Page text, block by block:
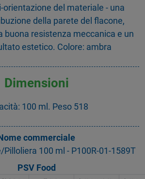
orientazione del materiale - una
della parete del flacone,
buona resistenza meccanica e un
estetico. Colore: ambra
Dimensioni
100 ml. Peso 518
commerciale
100 ml - P100R-01-1589T
PSV Food